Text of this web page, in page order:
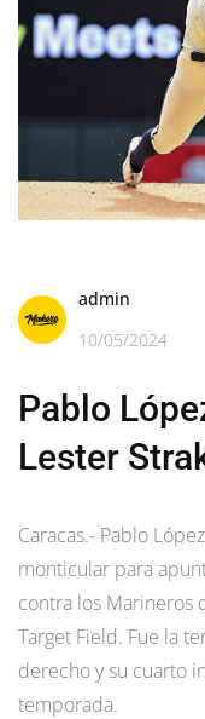
admin
10/05/2024
Pablo
Lester
Caracas.- Pablo
monticular para
contra los Marineros
Target Field. Fue la
derecho y su cuarto
temporada.